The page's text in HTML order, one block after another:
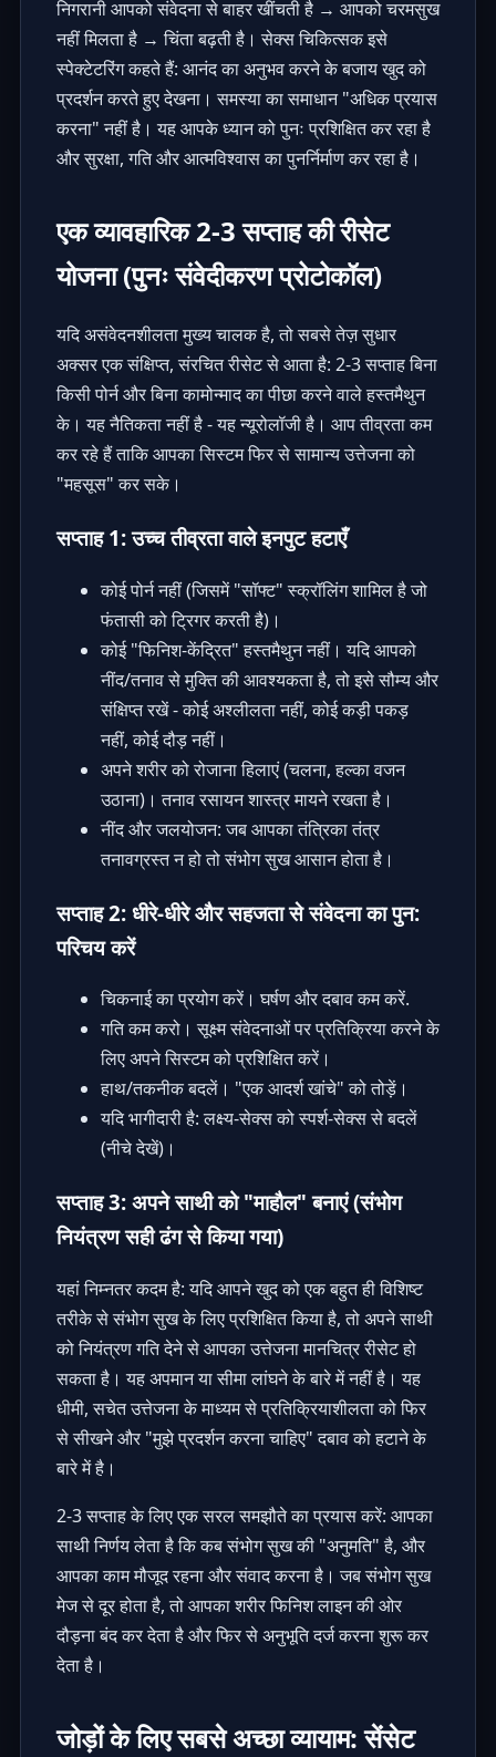
निगरानी आपको संवेदना से बाहर खींचती है → आपको चरमसुख
नहीं मिलता है → चिंता बढ़ती है। सेक्स चिकित्सक इसे
स्पेक्टेटरिंग कहते हैं: आनंद का अनुभव करने के बजाय खुद को
प्रदर्शन करते हुए देखना। समस्या का समाधान "अधिक प्रयास
करना" नहीं है। यह आपके ध्यान को पुनः प्रशिक्षित कर रहा है
और सुरक्षा, गति और आत्मविश्वास का पुनर्निर्माण कर रहा है।
एक व्यावहारिक 2-3 सप्ताह की रीसेट
योजना (पुनः संवेदीकरण प्रोटोकॉल)
यदि असंवेदनशीलता मुख्य चालक है, तो सबसे तेज़ सुधार
अक्सर एक संक्षिप्त, संरचित रीसेट से आता है: 2-3 सप्ताह बिना
किसी पोर्न और बिना कामोन्माद का पीछा करने वाले हस्तमैथुन
के। यह नैतिकता नहीं है - यह न्यूरोलॉजी है। आप तीव्रता कम
कर रहे हैं ताकि आपका सिस्टम फिर से सामान्य उत्तेजना को
"महसूस" कर सके।
सप्ताह 1: उच्च तीव्रता वाले इनपुट हटाएँ
कोई पोर्न नहीं (जिसमें "सॉफ्ट" स्क्रॉलिंग शामिल है जो
फंतासी को ट्रिगर करती है)।
कोई "फिनिश-केंद्रित" हस्तमैथुन नहीं। यदि आपको
नींद/तनाव से मुक्ति की आवश्यकता है, तो इसे सौम्य और
संक्षिप्त रखें - कोई अश्लीलता नहीं, कोई कड़ी पकड़
नहीं, कोई दौड़ नहीं।
अपने शरीर को रोजाना हिलाएं (चलना, हल्का वजन
उठाना)। तनाव रसायन शास्त्र मायने रखता है।
नींद और जलयोजन: जब आपका तंत्रिका तंत्र
तनावग्रस्त न हो तो संभोग सुख आसान होता है।
सप्ताह 2: धीरे-धीरे और सहजता से संवेदना का पुन:
परिचय करें
चिकनाई का प्रयोग करें। घर्षण और दबाव कम करें.
गति कम करो। सूक्ष्म संवेदनाओं पर प्रतिक्रिया करने के
लिए अपने सिस्टम को प्रशिक्षित करें।
हाथ/तकनीक बदलें। "एक आदर्श खांचे" को तोड़ें।
यदि भागीदारी है: लक्ष्य-सेक्स को स्पर्श-सेक्स से बदलें
(नीचे देखें)।
सप्ताह 3: अपने साथी को "माहौल" बनाएं (संभोग
नियंत्रण सही ढंग से किया गया)
यहां निम्नतर कदम है: यदि आपने खुद को एक बहुत ही विशिष्ट
तरीके से संभोग सुख के लिए प्रशिक्षित किया है, तो अपने साथी
को नियंत्रण गति देने से आपका उत्तेजना मानचित्र रीसेट हो
सकता है। यह अपमान या सीमा लांघने के बारे में नहीं है। यह
धीमी, सचेत उत्तेजना के माध्यम से प्रतिक्रियाशीलता को फिर
से सीखने और "मुझे प्रदर्शन करना चाहिए" दबाव को हटाने के
बारे में है।
2-3 सप्ताह के लिए एक सरल समझौते का प्रयास करें: आपका
साथी निर्णय लेता है कि कब संभोग सुख की "अनुमति" है, और
आपका काम मौजूद रहना और संवाद करना है। जब संभोग सुख
मेज से दूर होता है, तो आपका शरीर फिनिश लाइन की ओर
दौड़ना बंद कर देता है और फिर से अनुभूति दर्ज करना शुरू कर
देता है।
जोड़ों के लिए सबसे अच्छा व्यायाम: सेंसेट